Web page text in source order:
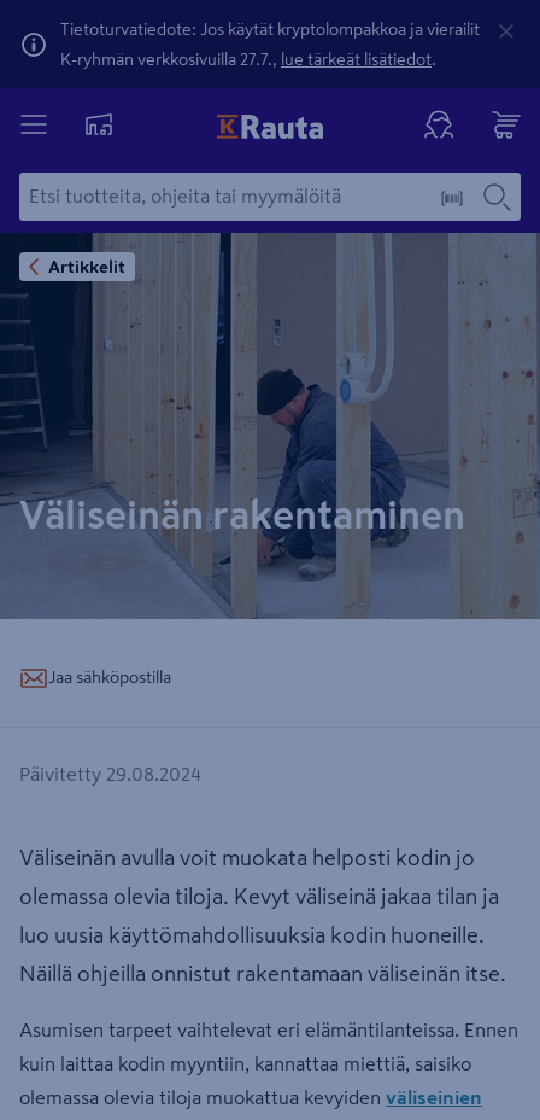
Tietoturvatiedote: Jos käytät kryptolompakkoa ja vierailit
K-ryhmän verkkosivuilla 27.7., lue tärkeät lisätiedot.
Artikkelit
Väliseinän rakentaminen
Jaa sähköpostilla
Päivitetty 29.08.2024
Väliseinän avulla voit muokata helposti kodin jo
olemassa olevia tiloja. Kevyt väliseinä jakaa tilan ja
luo uusia käyttömahdollisuuksia kodin huoneille.
Näillä ohjeilla onnistut rakentamaan väliseinän itse.
Asumisen tarpeet vaihtelevat eri elämäntilanteissa. Ennen
kuin laittaa kodin myyntiin, kannattaa miettiä, saisiko
olemassa olevia tiloja muokattua kevyiden väliseinien